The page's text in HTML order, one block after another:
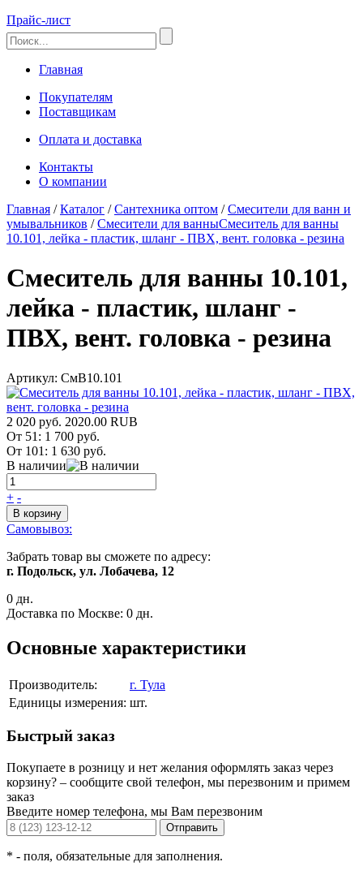
Прайс-лист
Главная
Покупателям
Поставщикам
Оплата и доставка
Контакты
О компании
Главная /Каталог /Сантехника оптом /Смесители для ванн и
умывальников /Смесители для ванныСмеситель для ванны
10.101, лейка - пластик, шланг - ПВХ, вент. головка - резина
Смеситель для ванны 10.101,
лейка - пластик, шланг -
ПВХ, вент. головка - резина
Артикул: СмВ10.101
2 020 руб. 2020.00 RUB
От 51: 1 700 руб.
От 101: 1 630 руб.
В наличии
+ -
В корзину
Самовывоз:
Забрать товар вы сможете по адресу:
г. Подольск, ул. Лобачева, 12
0 дн.
Доставка по Москве: 0 дн.
Основные характеристики
Производитель:
г. Тула
Единицы измерения: шт.
Быстрый заказ
Покупаете в розницу и нет желания оформлять заказ через
корзину? – сообщите свой телефон, мы перезвоним и примем
заказ
Введите номер телефона, мы Вам перезвоним
Отправить
* - поля, обязательные для заполнения.